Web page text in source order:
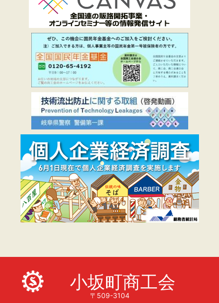
小坂町商工会
〒509-3104